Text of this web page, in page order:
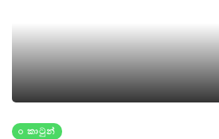
කාටුන්